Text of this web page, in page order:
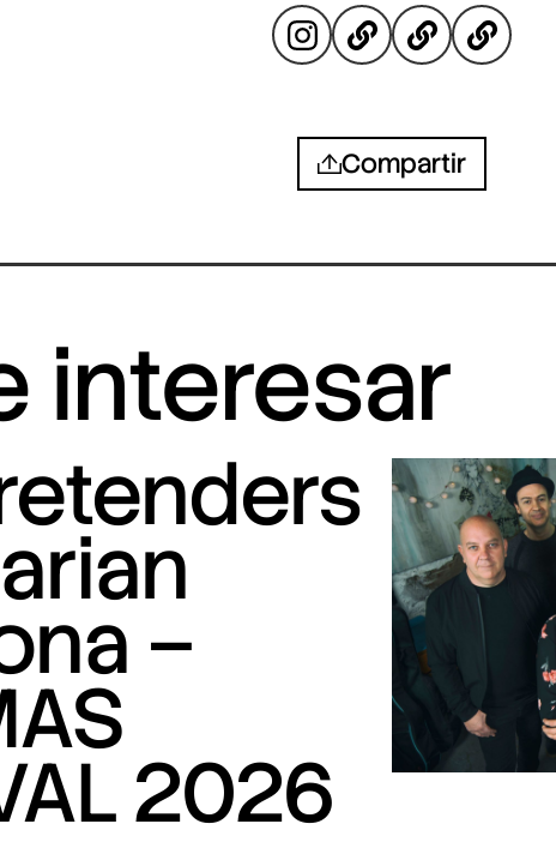
Compartir
interesar
–
2026